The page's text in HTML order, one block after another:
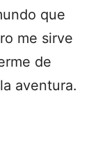
que
me sirve
de
aventura.